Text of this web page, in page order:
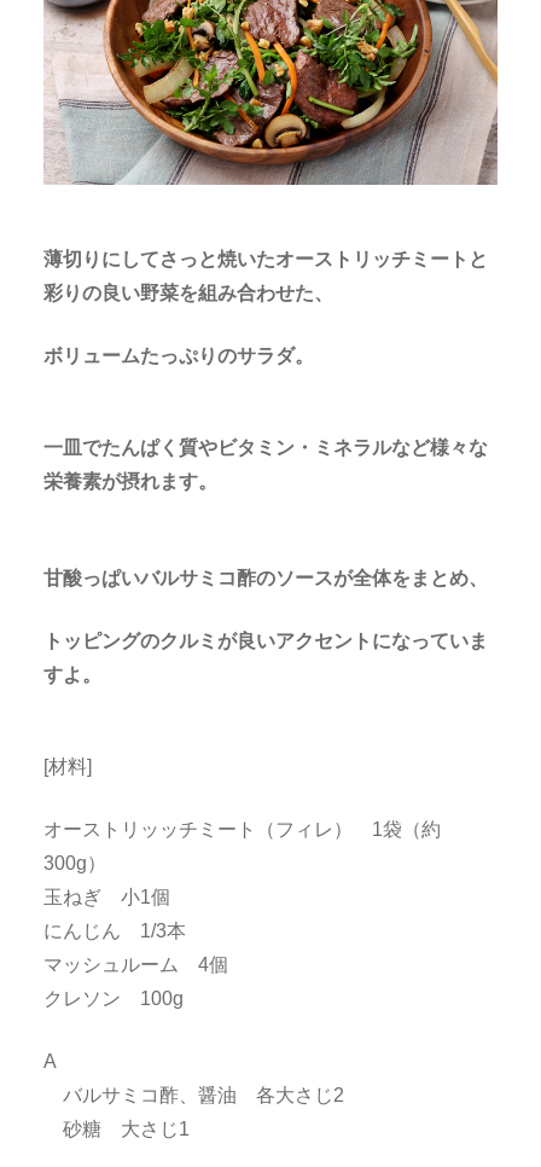
薄切りにしてさっと焼いたオーストリッチミートと
彩りの良い野菜を組み合わせた、
ボリュームたっぷりのサラダ。
一皿でたんぱく質やビタミン・ミネラルなど様々な
栄養素が摂れます。
甘酸っぱいバルサミコ酢のソースが全体をまとめ、
トッピングのクルミが良いアクセントになっていま
すよ。
[材料]
オーストリッッチミート（フィレ） 1袋（約
300g）
玉ねぎ 小1個
にんじん 1/3本
マッシュルーム 4個
クレソン 100g
A
バルサミコ酢、醤油 各大さじ2
砂糖 大さじ1